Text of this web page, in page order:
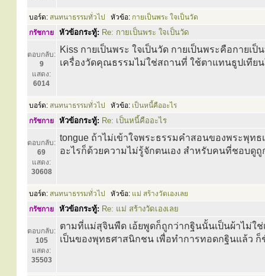
บอร์ด: สนทนาธรรมทั่วไป หัวข้อ: กายเป็นพระ ใจเป็นวัด
กรัชกาย
หัวข้อกระทู้: Re: กายเป็นพระ ใจเป็นวัด
ตอบกลับ:
9
แสดง:
6014
Kiss กายเป็นพระ ใจเป็นวัด กายเป็นพระคือกายเ
เครื่องวัดคุณธรรมไม่ใช่สถานที่ ใช้ตาแทนธูปเทียน
บอร์ด: สนทนาธรรมทั่วไป หัวข้อ: เป็นหนี้คืออะไร
กรัชกาย
หัวข้อกระทู้: Re: เป็นหนี้คืออะไร
ตอบกลับ:
69
แสดง:
30608
tongue ถ้าไม่เข้าใจพระธรรมคำสอนของพระพุท
อะไรก็ด้วยความไม่รู้จักตนเอง สำหรับคนที่ชอบดูถู
บอร์ด: สนทนาธรรมทั่วไป หัวข้อ: แม่ สร้างวัดเองเลย
กรัชกาย
หัวข้อกระทู้: Re: แม่ สร้างวัดเองเลย
ตอบกลับ:
105
แสดง:
35503
ตามที่แม่สุจินพืด เอ้ยพูดก็ถูกว่ากฐินนั้นเป็นผ้าไม่ใช่
เป็นของพุทธศาสนิกชน เพื่อทำการทอดกฐินแล้ว